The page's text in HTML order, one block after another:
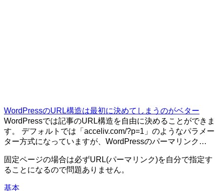
WordPressのURL構造は最初に決めてしまうのがベター
WordPressでは記事のURL構造を自由に決めることができま
す。 デフォルトでは「acceliv.com/?p=1」のようなパラメー
ター方式になっていますが、WordPressのパーマリンク…
固定ページの場合は必ずURL(パーマリンク)を自分で指定す
ることになるので問題ありません。
基本